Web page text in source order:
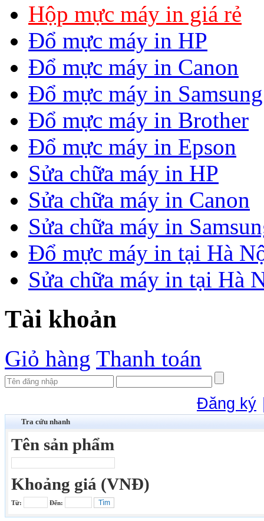
Hộp mực máy in giá rẻ
Đổ mực máy in HP
Đổ mực máy in Canon
Đổ mực máy in Samsung
Đổ mực máy in Brother
Đổ mực máy in Epson
Sửa chữa máy in HP
Sửa chữa máy in Canon
Sửa chữa máy in
Đổ mực máy in tại Hà
Sửa chữa máy in tại Hà
Tài khoản
Giỏ hàng Thanh toán
Đăng ký
Tra cứu nhanh
Tên sản phẩm
Khoảng giá (VNĐ)
Từ: Đến: